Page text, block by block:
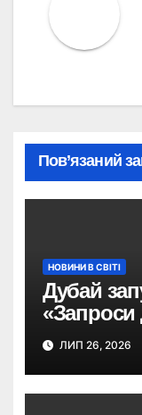
Пов’язаний
НОВИНИ В СВІТІ
Дубай
«Запроси
отримати
туристів
ЛИП 26, 2026